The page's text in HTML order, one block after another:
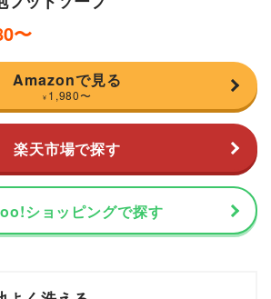
〜
Amazonで見る
¥ 1,980〜
楽天市場で探す
ショッピングで探す